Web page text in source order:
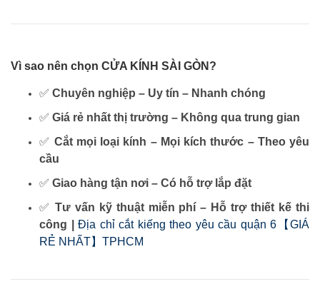
Vì sao nên chọn CỬA KÍNH SÀI GÒN?
✅ Chuyên nghiệp – Uy tín – Nhanh chóng
✅ Giá rẻ nhất thị trường – Không qua trung gian
✅ Cắt mọi loại kính – Mọi kích thước – Theo yêu
cầu
✅ Giao hàng tận nơi – Có hỗ trợ lắp đặt
✅ Tư vấn kỹ thuật miễn phí – Hỗ trợ thiết kế thi
công | Địa chỉ cắt kiếng theo yêu cầu quận 6【GIÁ
RẺ NHẤT】TPHCM